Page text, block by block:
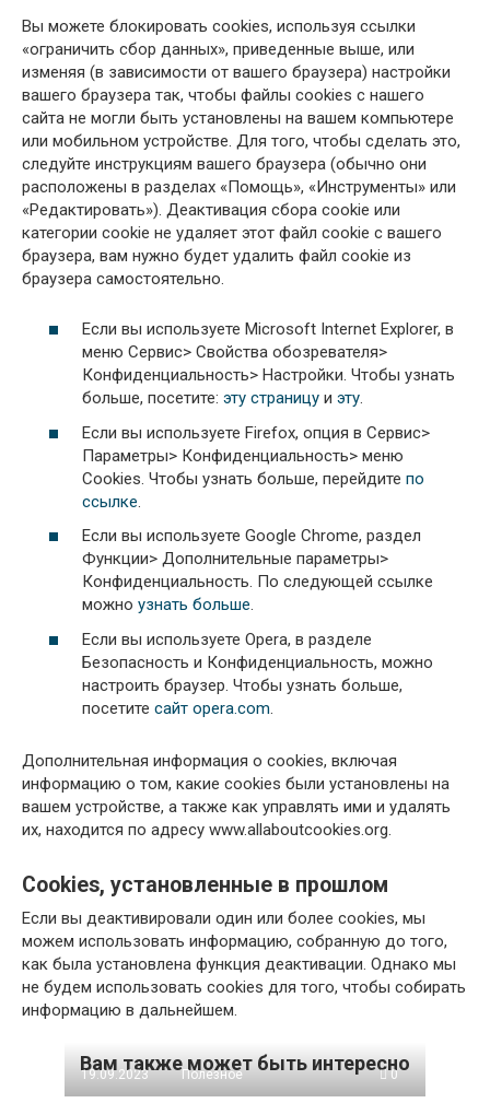
Вы можете блокировать cookies, используя ссылки
«ограничить сбор данных», приведенные выше, или
изменяя (в зависимости от вашего браузера) настройки
вашего браузера так, чтобы файлы cookies с нашего
сайта не могли быть установлены на вашем компьютере
или мобильном устройстве. Для того, чтобы сделать это,
следуйте инструкциям вашего браузера (обычно они
расположены в разделах «Помощь», «Инструменты» или
«Редактировать»). Деактивация сбора cookie или
категории cookie не удаляет этот файл cookie с вашего
браузера, вам нужно будет удалить файл cookie из
браузера самостоятельно.
Если вы используете Microsoft Internet Explorer, в
меню Сервис> Свойства обозревателя>
Конфиденциальность> Настройки. Чтобы узнать
больше, посетите: эту страницу и эту.
Если вы используете Firefox, опция в Сервис>
Параметры> Конфиденциальность> меню
Cookies. Чтобы узнать больше, перейдите по
ссылке.
Если вы используете Google Chrome, раздел
Функции> Дополнительные параметры>
Конфиденциальность. По следующей ссылке
можно узнать больше.
Если вы используете Opera, в разделе
Безопасность и Конфиденциальность, можно
настроить браузер. Чтобы узнать больше,
посетите сайт opera.com.
Дополнительная информация о cookies, включая
информацию о том, какие cookies были установлены на
вашем устройстве, а также как управлять ими и удалять
их, находится по адресу www.allaboutcookies.org.
Cookies, установленные в прошлом
Если вы деактивировали один или более cookies, мы
можем использовать информацию, собранную до того,
как была установлена функция деактивации. Однако мы
не будем использовать cookies для того, чтобы собирать
информацию в дальнейшем.
Вам также может быть интересно
19.09.2023 Полезное 0